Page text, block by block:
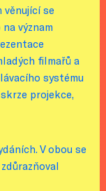
se
význam
filmařů a
systému
projekce,
V obou se